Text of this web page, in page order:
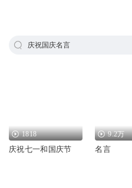
庆祝国庆名言
1818
庆祝七一和国庆节
9.2万
名言